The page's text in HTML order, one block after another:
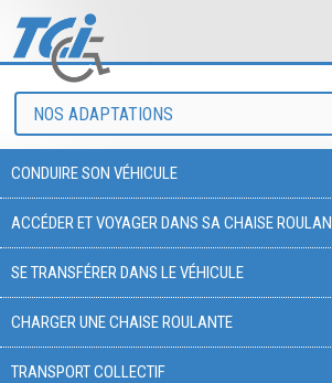
CONDUIRE SON VÉHICULE
ACCÉDER ET VOYAGER DANS SA CHAISE
SE TRANSFÉRER DANS LE VÉHICULE
CHARGER UNE CHAISE ROULANTE
TRANSPORT COLLECTIF